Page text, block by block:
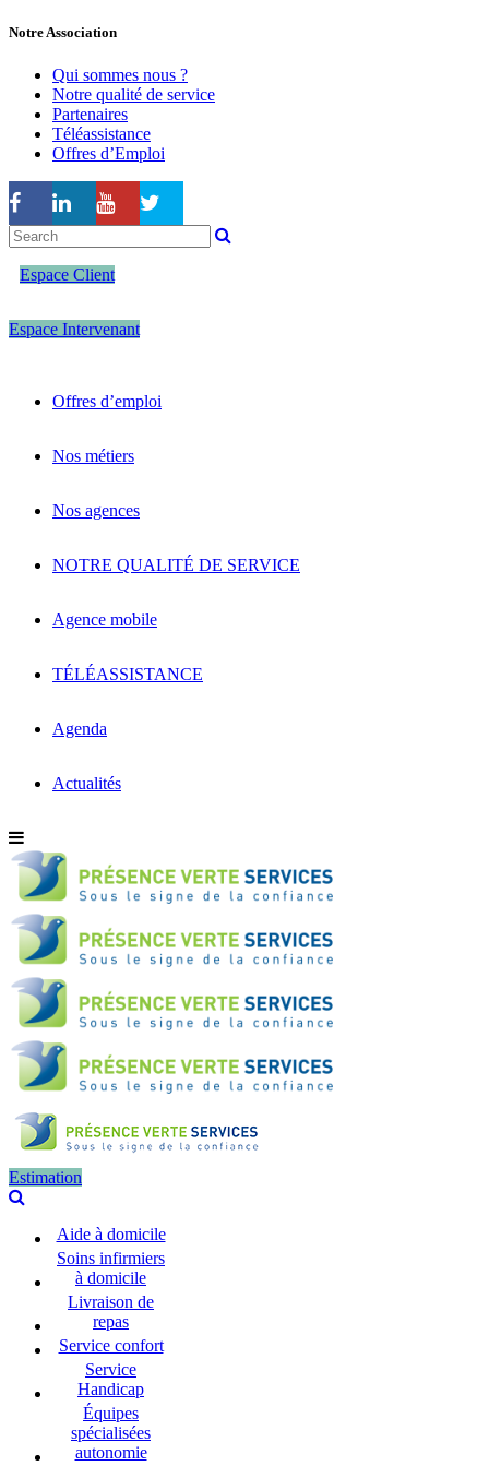
Notre Association
Qui sommes nous ?
Notre qualité de service
Partenaires
Téléassistance
Offres d’Emploi
Espace Client
Espace Intervenant
Offres d’emploi
Nos métiers
Nos agences
NOTRE QUALITÉ DE SERVICE
Agence mobile
TÉLÉASSISTANCE
Agenda
Actualités
Estimation
Aide à domicile
Soins infirmiers
à domicile
Livraison de
repas
Service confort
Service
Handicap
Équipes
spécialisées
autonomie